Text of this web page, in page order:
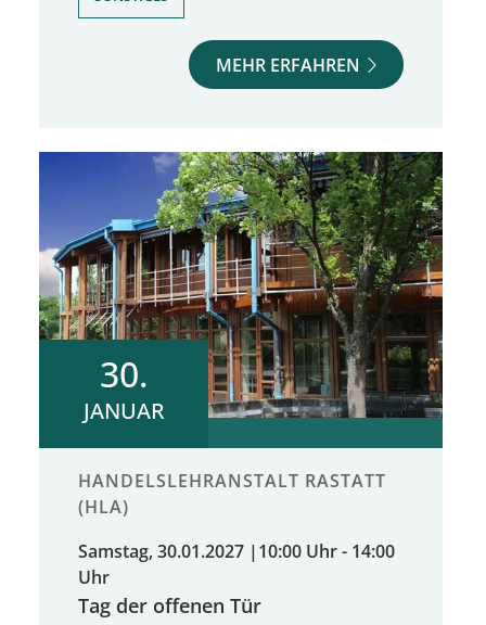
MEHR ERFAHREN
30.
JANUAR
HANDELSLEHRANSTALT RASTATT
(HLA)
Samstag, 30.01.2027 | 10:00 Uhr - 14:00
Uhr
Tag der offenen Tür